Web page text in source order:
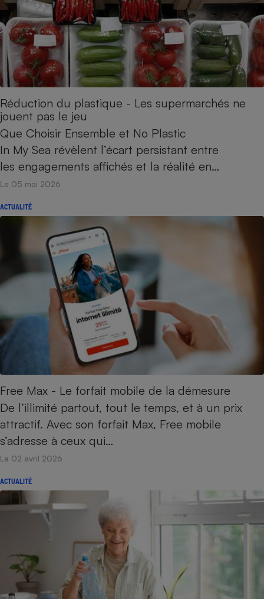
Réduction du plastique - Les supermarchés ne
jouent pas le jeu
Que Choisir Ensemble et No Plastic
In My Sea révèlent l’écart persistant entre
les engagements affichés et la réalité en…
Le 05 mai 2026
ACTUALITÉ
Free Max - Le forfait mobile de la démesure
De l’illimité partout, tout le temps, et à un prix
attractif. Avec son forfait Max, Free mobile
s’adresse à ceux qui…
Le 02 avril 2026
ACTUALITÉ